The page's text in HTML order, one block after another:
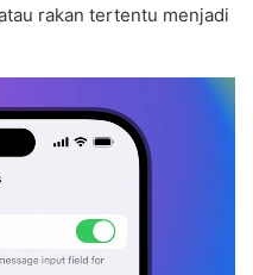
rakan tertentu menjadi